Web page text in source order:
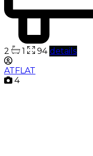
2 1 94 details
ATFLAT
4